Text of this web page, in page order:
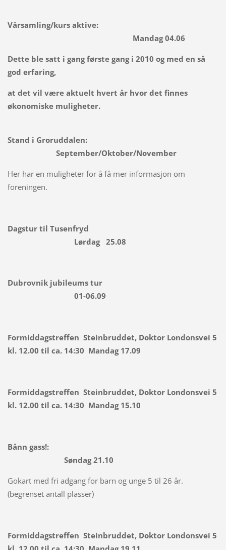
Vårsamling/kurs aktive:
Mandag 04.06
Dette ble satt i gang første gang i 2010 og med en så
god erfaring,
at det vil være aktuelt hvert år hvor det finnes
økonomiske muligheter.
Stand i Groruddalen:
September/Oktober/November
Her har en muligheter for å få mer informasjon om
foreningen.
Dagstur til Tusenfryd
Lørdag 25.08
Dubrovnik jubileums tur
01-06.09
Formiddagstreffen Steinbruddet, Doktor Londonsvei 5
kl. 12.00 til ca. 14:30 Mandag 17.09
Formiddagstreffen Steinbruddet, Doktor Londonsvei 5
kl. 12.00 til ca. 14:30 Mandag 15.10
Bånn gass!:
Søndag 21.10
Gokart med fri adgang for barn og unge 5 til 26 år.
(begrenset antall plasser)
Formiddagstreffen Steinbruddet, Doktor Londonsvei 5